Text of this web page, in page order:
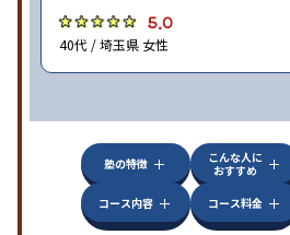
5.0
40代 / 埼玉県 女性
塾の特徴
こんな人に
おすすめ
コース内容
コース料金